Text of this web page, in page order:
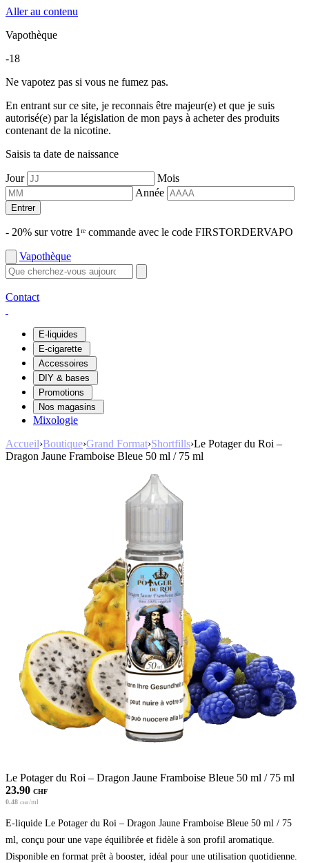
Aller au contenu
Vapothèque
-18
Ne vapotez pas si vous ne fumez pas.
En entrant sur ce site, je reconnais être majeur(e) et que je suis
autorisé(e) par la législation de mon pays à acheter des produits
contenant de la nicotine.
Saisis ta date de naissance
Jour
Mois
Année
Entrer
- 20% sur votre 1ʳᵉ commande avec le code FIRSTORDERVAPO
Vapothèque
Contact
E-liquides
E-cigarette
Accessoires
DIY & bases
Promotions
Nos magasins
Mixologie
Accueil›Boutique›Grand Format›Shortfills›Le Potager du Roi –
Dragon Jaune Framboise Bleue 50 ml / 75 ml
Le Potager du Roi – Dragon Jaune Framboise Bleue 50 ml / 75 ml
23.90 CHF
0.48 CHF/ml
E-liquide Le Potager du Roi – Dragon Jaune Framboise Bleue 50 ml / 75
ml, conçu pour une vape équilibrée et fidèle à son profil aromatique.
Disponible en format prêt à booster, idéal pour une utilisation quotidienne.